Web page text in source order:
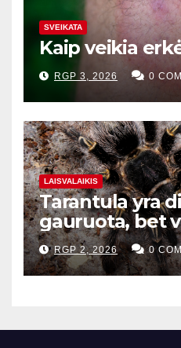
SVEIKATA
Kaip veikia
RGP 3, 2026 0
LAISVALAIKIS
Tarantula yra
gauruota, bet
baisi
RGP 2, 2026 0